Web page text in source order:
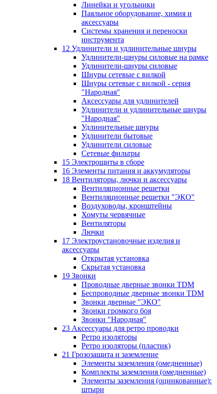
Линейки и угольники
Паяльное оборудование, химия и
аксессуары
Системы хранения и переноски
инструмента
12 Удлинители и удлинительные шнуры
Удлинители-шнуры силовые на рамке
Удлинители-шнуры силовые
Шнуры сетевые с вилкой
Шнуры сетевые с вилкой - серия
"Народная"
Аксессуары для удлинителей
Удлинители и удлинительные шнуры
"Народная"
Удлинительные шнуры
Удлинители бытовые
Удлинители силовые
Сетевые фильтры
15 Электрощиты в сборе
16 Элементы питания и аккумуляторы
18 Вентиляторы, лючки и аксессуары
Вентиляционные решетки
Вентиляционные решетки "ЭКО"
Воздуховоды, кронштейны
Хомуты червячные
Вентиляторы
Лючки
17 Электроустановочные изделия и
аксессуары
Открытая установка
Скрытая установка
19 Звонки
Проводные дверные звонки TDM
Беспроводные дверные звонки TDM
Звонки дверные "ЭКО"
Звонки громкого боя
Звонки "Народная"
23 Аксессуары для ретро проводки
Ретро изоляторы
Ретро изоляторы (пластик)
21 Грозозащита и заземление
Элементы заземления (омедненные)
Комплекты заземления (омедненные)
Элементы заземления (оцинкованные):
штыри